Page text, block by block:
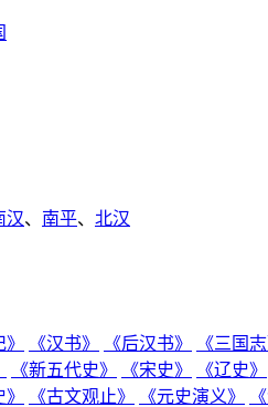
汉、 南平、 北汉
《汉书》 《后汉书》 《三国志
《新五代史》 《宋史》 《辽史》
《古文观止》 《元史演义》